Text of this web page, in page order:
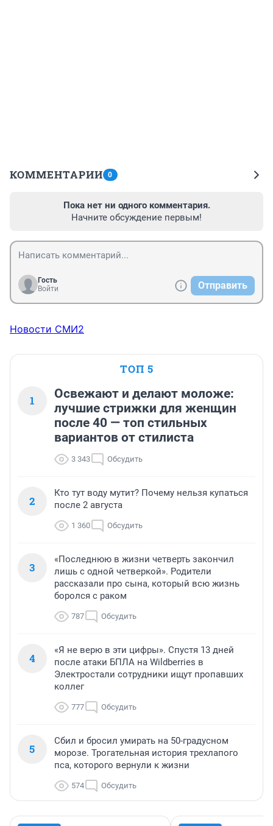
КОММЕНТАРИИ 0
Пока нет ни одного комментария.
Начните обсуждение первым!
Гость
Войти
Отправить
Новости СМИ2
ТОП 5
1
Освежают и делают моложе:
лучшие стрижки для женщин
после 40 — топ стильных
вариантов от стилиста
3 343 Обсудить
2
Кто тут воду мутит? Почему нельзя купаться
после 2 августа
1 360 Обсудить
3
«Последнюю в жизни четверть закончил
лишь с одной четверкой». Родители
рассказали про сына, который всю жизнь
боролся с раком
787 Обсудить
4
«Я не верю в эти цифры». Спустя 13 дней
после атаки БПЛА на Wildberries в
Электростали сотрудники ищут пропавших
коллег
777 Обсудить
5
Сбил и бросил умирать на 50-градусном
морозе. Трогательная история трехлапого
пса, которого вернули к жизни
574 Обсудить